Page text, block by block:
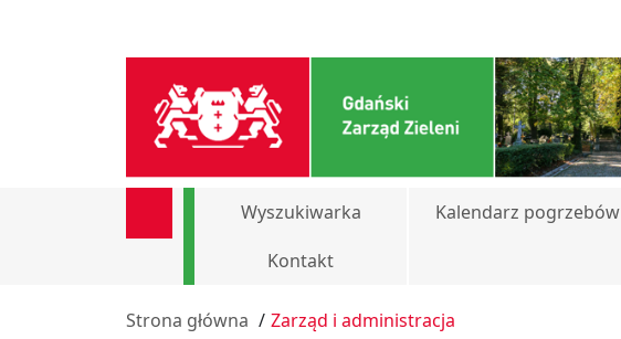
Wyszukiwarka Kalendarz pogrzebów
Kontakt
Strona główna / Zarząd i administracja